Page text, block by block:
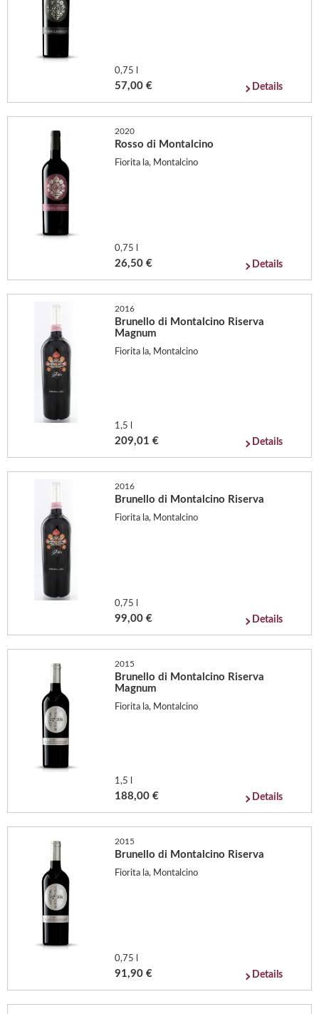
0,75 l
57,00 € Details
2020
Rosso di Montalcino
Fiorita la, Montalcino
0,75 l
26,50 € Details
2016
Brunello di Montalcino Riserva
Magnum
Fiorita la, Montalcino
1,5 l
209,01 € Details
2016
Brunello di Montalcino Riserva
Fiorita la, Montalcino
0,75 l
99,00 € Details
2015
Brunello di Montalcino Riserva
Magnum
Fiorita la, Montalcino
1,5 l
188,00 € Details
2015
Brunello di Montalcino Riserva
Fiorita la, Montalcino
0,75 l
91,90 € Details